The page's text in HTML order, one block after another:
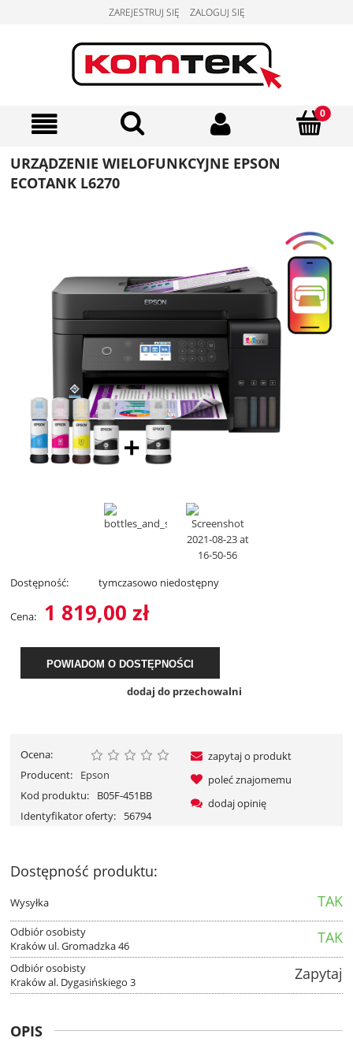
ZAREJESTRUJ SIĘ ZALOGUJ SIĘ
URZĄDZENIE WIELOFUNKCYJNE EPSON
ECOTANK L6270
Dostępność: tymczasowo niedostępny
Cena: 1 819,00 zł
POWIADOM O DOSTĘPNOŚCI
dodaj do przechowalni
Ocena:
Producent:
Epson
Kod produktu:
B05F-451BB
Identyfikator oferty:
56794
zapytaj o produkt
poleć znajomemu
dodaj opinię
Dostępność produktu:
Wysyłka TAK
Odbiór osobisty
Kraków ul. Gromadzka 46
TAK
Odbiór osobisty
Kraków al. Dygasińskiego 3
Zapytaj
OPIS